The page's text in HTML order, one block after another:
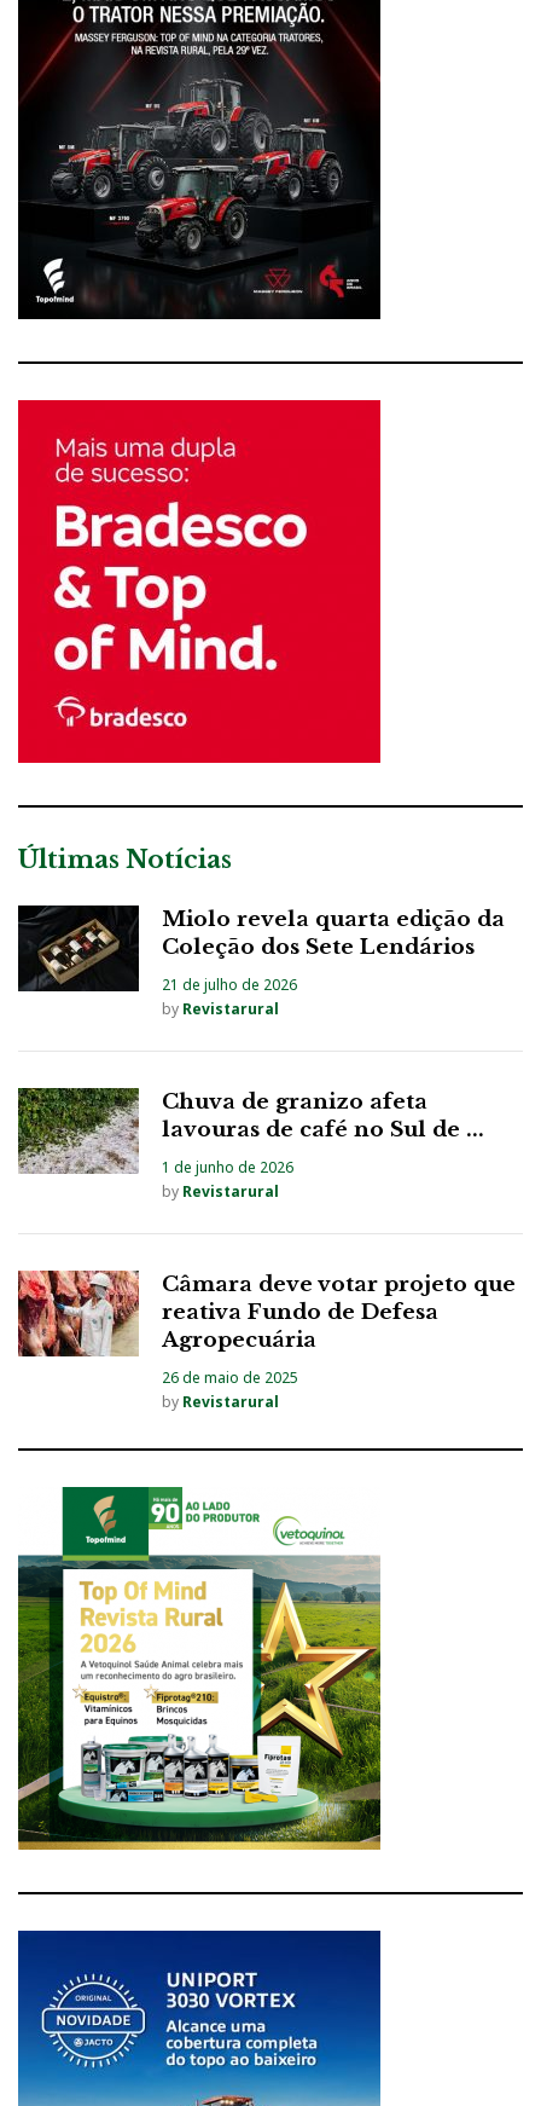
Últimas Notícias
Miolo revela quarta edição da
Coleção dos Sete Lendários
21 de julho de 2026
by Revistarural
Chuva de granizo afeta
lavouras de café no Sul de ...
1 de junho de 2026
by Revistarural
Câmara deve votar projeto que
reativa Fundo de Defesa
Agropecuária
26 de maio de 2025
by Revistarural